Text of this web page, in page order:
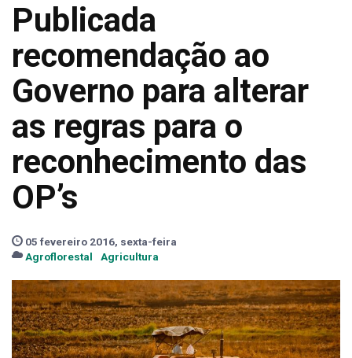
Publicada
recomendação ao
Governo para alterar
as regras para o
reconhecimento das
OP’s
05 fevereiro 2016, sexta-feira
Agroflorestal
Agricultura